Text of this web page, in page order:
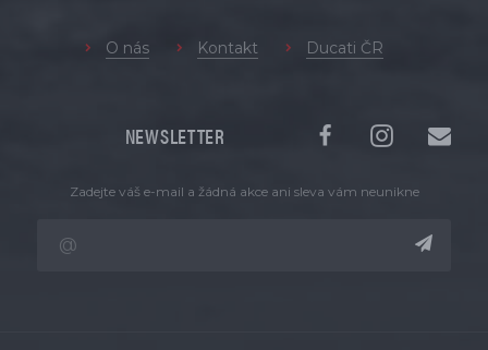
O nás Kontakt Ducati ČR
NEWSLETTER
Zadejte váš e-mail a žádná akce ani sleva vám neunikne